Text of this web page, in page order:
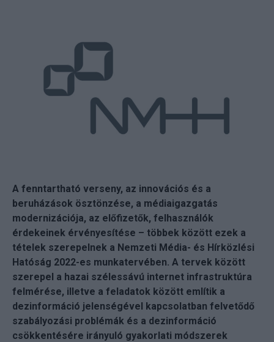
A fenntartható verseny, az innovációs és a
beruházások ösztönzése, a médiaigazgatás
modernizációja, az előfizetők, felhasználók
érdekeinek érvényesítése – többek között ezek a
tételek szerepelnek a Nemzeti Média- és Hírközlési
Hatóság 2022-es munkatervében. A tervek között
szerepel a hazai szélessávú internet infrastruktúra
felmérése, illetve a feladatok között említik a
dezinformáció jelenségével kapcsolatban felvetődő
szabályozási problémák és a dezinformáció
csökkentésére irányuló gyakorlati módszerek